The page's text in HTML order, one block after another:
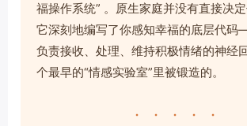
福操作系统” 。原生家庭并没有直接决
它深刻地编写了你感知幸福的底层代
负责接收、处理、维持积极情绪的神经
个最早的“情感实验室”里被锻造的。
· · · · ·